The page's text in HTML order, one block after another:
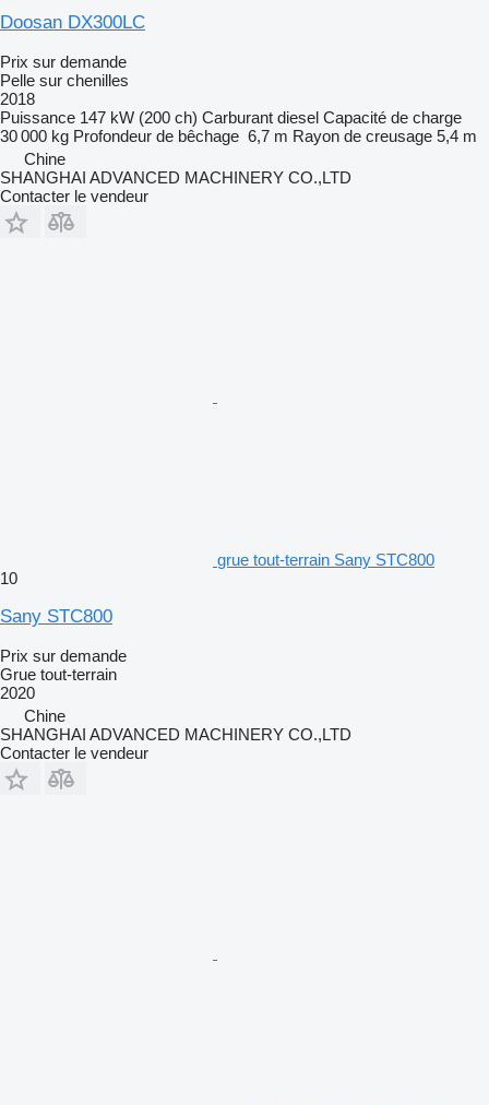
Doosan DX300LC
Prix sur demande
Pelle sur chenilles
2018
Puissance 147 kW (200 ch) Carburant diesel Capacité de charge
30 000 kg Profondeur de bêchage 6,7 m Rayon de creusage 5,4 m
Chine
SHANGHAI ADVANCED MACHINERY CO.,LTD
Contacter le vendeur
grue tout-terrain Sany STC800
10
Sany STC800
Prix sur demande
Grue tout-terrain
2020
Chine
SHANGHAI ADVANCED MACHINERY CO.,LTD
Contacter le vendeur